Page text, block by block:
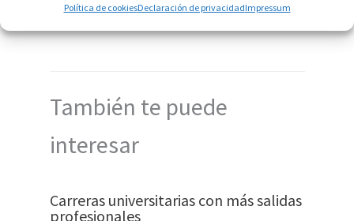
Política de cookiesDeclaración de privacidadImpressum
También te puede
interesar
Carreras universitarias con más salidas
profesionales